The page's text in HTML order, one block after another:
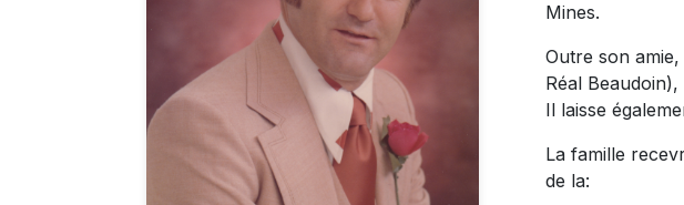
Mines.
Outre son
Réal
Il laisse
La famille
de la: